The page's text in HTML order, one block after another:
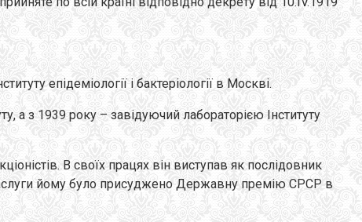
епідеміології і бактеріології в Москві.
а з 1939 року – завідуючий лабораторією Інституту
В своїх працях він виступав як послідовник
заслуги йому було присуджено Державну премію СРСР в